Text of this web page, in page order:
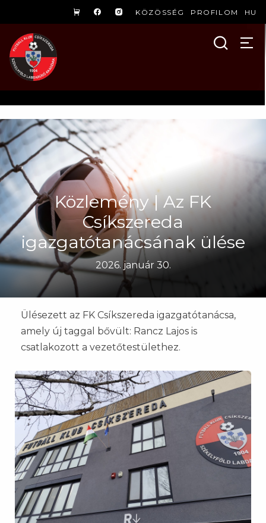
KÖZÖSSÉG PROFILOM HU
Közlemény | Az FK
Csíkszereda
igazgatótanácsának ülése
2026. január 30.
Ülésezett az FK Csíkszereda igazgatótanácsa,
amely új taggal bővült: Rancz Lajos is
csatlakozott a vezetőtestülethez.